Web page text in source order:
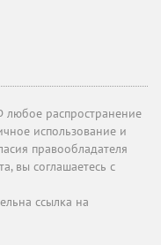
любое распространение
использование и
правообладателя
вы соглашаетесь с
ссылка на